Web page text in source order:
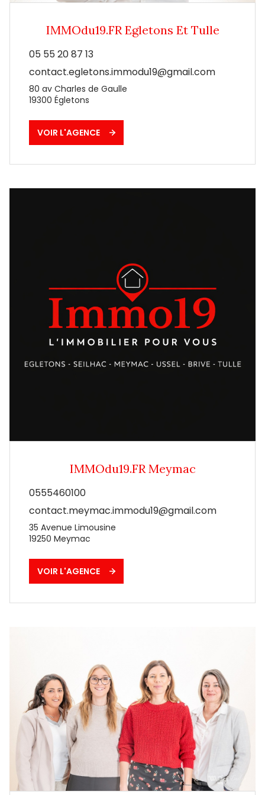
IMMOdu19.FR Egletons Et Tulle
05 55 20 87 13
contact.egletons.immodu19@gmail.com
80 av Charles de Gaulle
19300 Égletons
VOIR L'AGENCE
IMMOdu19.FR Meymac
0555460100
contact.meymac.immodu19@gmail.com
35 Avenue Limousine
19250 Meymac
VOIR L'AGENCE